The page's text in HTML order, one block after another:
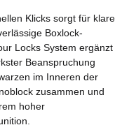
Klicks sorgt für klare
Boxlock-
Locks System ergänzt
Beanspruchung
im Inneren der
zusammen und
hoher